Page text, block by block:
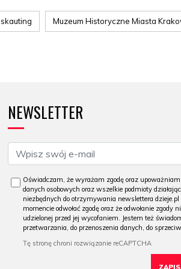
skauting Muzeum Historyczne Miasta
NEWSLETTER
Oświadczam, że wyrażam zgodę oraz
danych osobowych oraz wszelkie podmioty
niezbędnych do otrzymywania newslettera
momencie odwołać zgodę oraz że odwołanie
udzielonej przed jej wycofaniem. Jestem też
przetwarzania, do przenoszenia danych, do